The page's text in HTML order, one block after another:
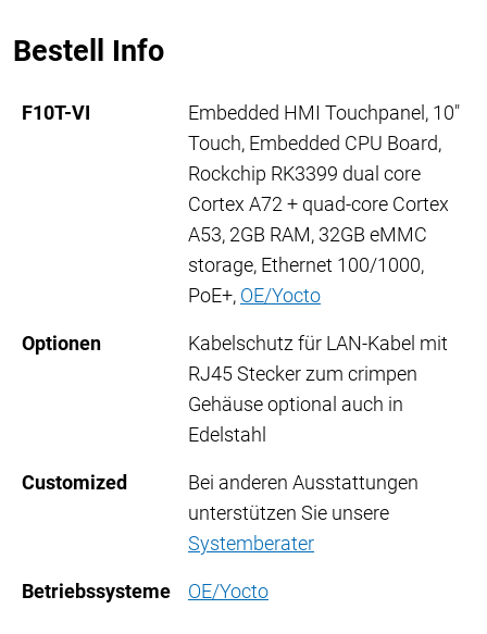
Bestell Info
F10T-VI
Embedded HMI Touchpanel, 10"
Touch, Embedded CPU Board,
Rockchip RK3399 dual core
Cortex A72 + quad-core Cortex
A53, 2GB RAM, 32GB eMMC
storage, Ethernet 100/1000,
PoE+, OE/Yocto
Optionen
Kabelschutz für LAN-Kabel mit
RJ45 Stecker zum crimpen
Gehäuse optional auch in
Edelstahl
Customized
Bei anderen Ausstattungen
unterstützen Sie unsere
Systemberater
Betriebssysteme OE/Yocto